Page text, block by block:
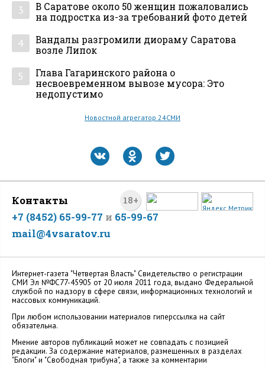
3
В Саратове около 50 женщин пожаловались
на подростка из-за требований фото детей
4
Вандалы разгромили диораму Саратова
возле Липок
5
Глава Гагаринского района о
несвоевременном вывозе мусора: Это
недопустимо
Новостной агрегатор 24СМИ
18+
Контакты
+7 (8452) 65-99-77 и 65-99-67
mail@4vsaratov.ru
Интернет-газета "Четвертая Власть" Cвидетельство о регистрации
СМИ Эл №ФС77-45905 от 20 июля 2011 года, выдано Федеральной
службой по надзору в сфере связи, информационных технологий и
массовых коммуникаций.
При любом использовании материалов гиперссылка на сайт
обязательна.
Мнение авторов публикаций может не совпадать с позицией
редакции. За содержание материалов, размещенных в разделах
"Блоги" и "Свободная трибуна", а также за комментарии